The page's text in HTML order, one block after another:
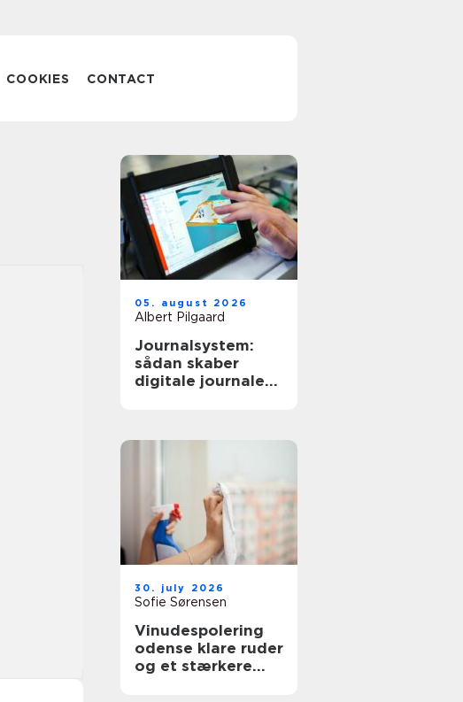
COOKIES CONTACT
05. august 2026
Albert Pilgaard
Journalsystem:
sådan skaber
digitale journaler
30. july 2026
Sofie Sørensen
Vinudespolering
odense klare ruder
og et stærkere